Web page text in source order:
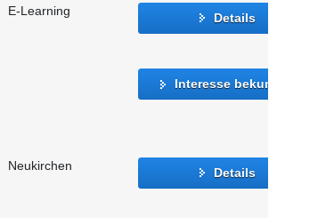
E-Learning Details
Interesse bekunden
Neukirchen Details